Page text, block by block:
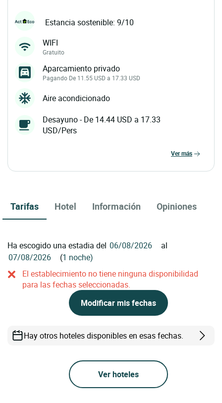
Estancia sostenible: 9/10
WIFI
Gratuito
Aparcamiento privado
Pagando De 11.55 USD a 17.33 USD
Aire acondicionado
Desayuno - De 14.44 USD a 17.33
USD/Pers
ver más
Tarifas Hotel Información Opiniones
Ha escogido una estadia del
al
(1 noche)
El establecimiento no tiene ninguna disponibilidad
para las fechas seleccionadas.
Modificar mis fechas
Hay otros hoteles disponibles en esas fechas.
Ver hoteles